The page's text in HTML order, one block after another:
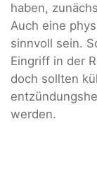
haben,
Auch eine
sinnvoll sein.
Eingriff in der
doch sollten
werden.